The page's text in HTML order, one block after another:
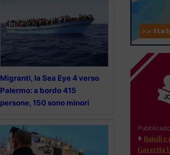
Migranti, la Sea Eye 4 verso
Palermo: a bordo 415
persone, 150 sono minori
Bandi
Gazzetta